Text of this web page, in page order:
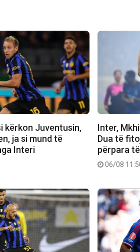
kërkon Juventusin,
ja si mund të
Interi
Inter,
Dua të
përpara
06/08